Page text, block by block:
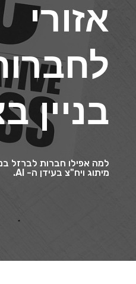
אזורי
בניין
למה אפילו חברות לברזל
מיתוג ויח"צ בעידן ה- AI.